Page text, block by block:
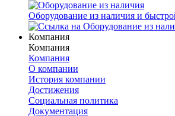
Оборудование из наличия и
Компания
Компания
Компания
О компании
История компании
Достижения
Социальная политика
Документация